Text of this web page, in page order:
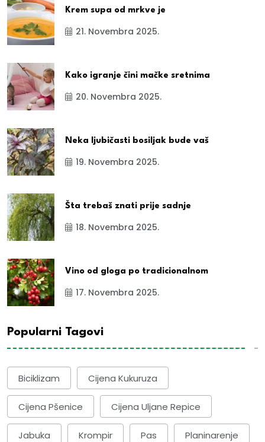
Krem supa od mrkve je
21. Novembra 2025.
Kako igranje čini mačke sretnima
20. Novembra 2025.
Neka ljubičasti bosiljak bude vaš
19. Novembra 2025.
Šta trebaš znati prije sadnje
18. Novembra 2025.
Vino od gloga po tradicionalnom
17. Novembra 2025.
Popularni Tagovi
Biciklizam Cijena Kukuruza
Cijena Pšenice Cijena Uljane Repice
Jabuka Krompir Pas Planinarenje